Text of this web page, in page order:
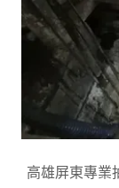
高雄屏東專業